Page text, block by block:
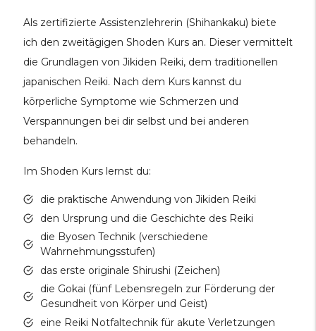
Als zertifizierte Assistenzlehrerin (Shihankaku) biete
ich den zweitägigen Shoden Kurs an. Dieser vermittelt
die Grundlagen von Jikiden Reiki, dem traditionellen
japanischen Reiki. Nach dem Kurs kannst du
körperliche Symptome wie Schmerzen und
Verspannungen bei dir selbst und bei anderen
behandeln.
Im Shoden Kurs lernst du:
die praktische Anwendung von Jikiden Reiki
den Ursprung und die Geschichte des Reiki
die Byosen Technik (verschiedene
Wahrnehmungsstufen)
das erste originale Shirushi (Zeichen)
die Gokai (fünf Lebensregeln zur Förderung der
Gesundheit von Körper und Geist)
eine Reiki Notfaltechnik für akute Verletzungen